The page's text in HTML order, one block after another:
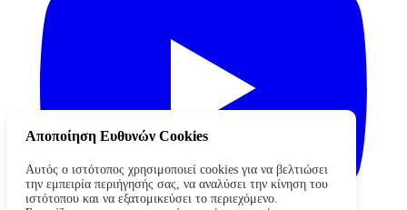
Αποποίηση Ευθυνών Cookies
Αυτός ο ιστότοπος χρησιμοποιεί cookies για να βελτιώσει
την εμπειρία περιήγησής σας, να αναλύσει την κίνηση του
ιστότοπου και να εξατομικεύσει το περιεχόμενο.